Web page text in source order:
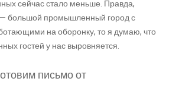
сейчас стало меньше. Правда,
большой промышленный город с
на оборонку, то я думаю, что
гостей у нас выровняется.
письмо от